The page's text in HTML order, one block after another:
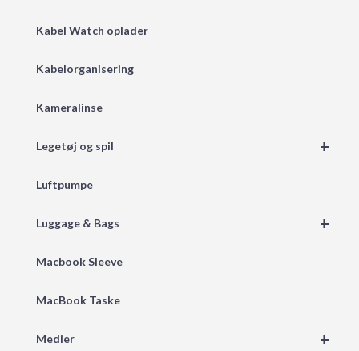
Kabel Watch oplader
Kabelorganisering
Kameralinse
+
Legetøj og spil
Luftpumpe
+
Luggage & Bags
Macbook Sleeve
MacBook Taske
+
Medier